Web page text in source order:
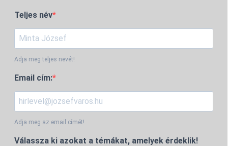
Teljes név
Adja meg teljes nevét!
Email cím:
Adja meg az email címét!
Válassza ki azokat a témákat, amelyek érdeklik!